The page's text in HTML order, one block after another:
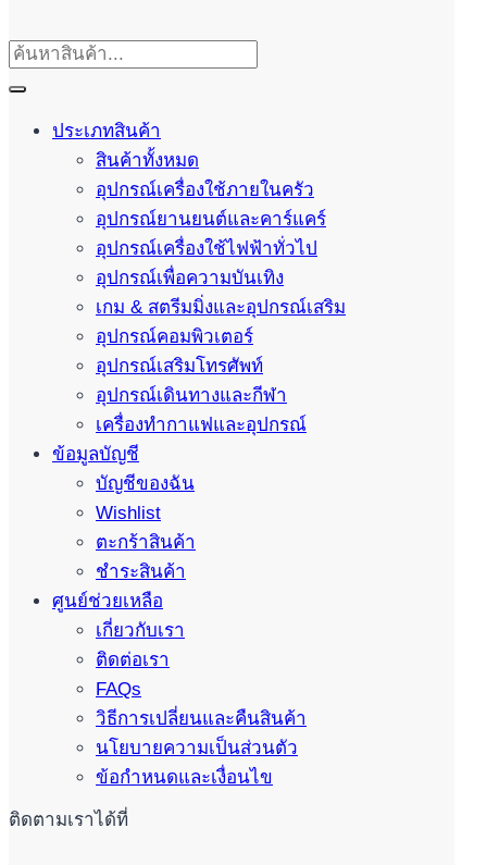
ประเภทสินค้า
สินค้าทั้งหมด
อุปกรณ์เครื่องใช้ภายในครัว
อุปกรณ์ยานยนต์และคาร์แคร์
อุปกรณ์เครื่องใช้ไฟฟ้าทั่วไป
อุปกรณ์เพื่อความบันเทิง
เกม & สตรีมมิ่งและอุปกรณ์เสริม
อุปกรณ์คอมพิวเตอร์
อุปกรณ์เสริมโทรศัพท์
อุปกรณ์เดินทางและกีฬา
เครื่องทำกาแฟและอุปกรณ์
ข้อมูลบัญชี
บัญชีของฉัน
Wishlist
ตะกร้าสินค้า
ชำระสินค้า
ศูนย์ช่วยเหลือ
เกี่ยวกับเรา
ติดต่อเรา
FAQs
วิธีการเปลี่ยนและคืนสินค้า
นโยบายความเป็นส่วนตัว
ข้อกำหนดและเงื่อนไข
ติดตามเราได้ที่